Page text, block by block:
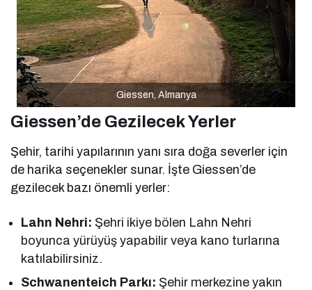
Giessen, Almanya
Giessen’de Gezilecek Yerler
Şehir, tarihi yapılarının yanı sıra doğa severler için
de harika seçenekler sunar. İşte Giessen’de
gezilecek bazı önemli yerler:
Lahn Nehri: Şehri ikiye bölen Lahn Nehri
boyunca yürüyüş yapabilir veya kano turlarına
katılabilirsiniz.
Schwanenteich Parkı: Şehir merkezine yakın